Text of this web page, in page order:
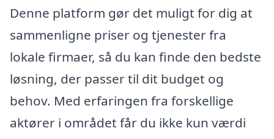
Denne platform gør det muligt for dig at
sammenligne priser og tjenester fra
lokale firmaer, så du kan finde den bedste
løsning, der passer til dit budget og
behov. Med erfaringen fra forskellige
aktører i området får du ikke kun værdi